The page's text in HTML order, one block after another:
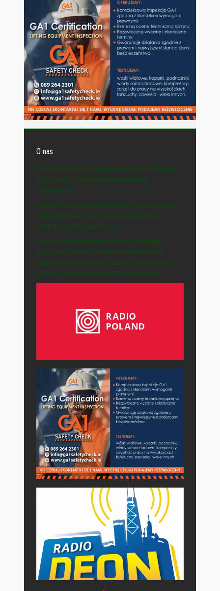
O nas
© WSZYSTKIE MATERIAŁY NA STRONIE WYDAWCY
„POLSKA-IE” CHRONIONE SĄ PRAWEM
AUTORSKIM.
Naszym celem jest prezentowanie spraw, które
mają bezpośredni wpływ na życie polskiej
emigracji na Zielonej Wyspie.
Prezentujemy informacje, które przybliżają
polityczne zasady funkcjonowania państwa,
opisują zasady działania gospodarki i pokazują
sprawy, na które każdy może mieć wpływ.